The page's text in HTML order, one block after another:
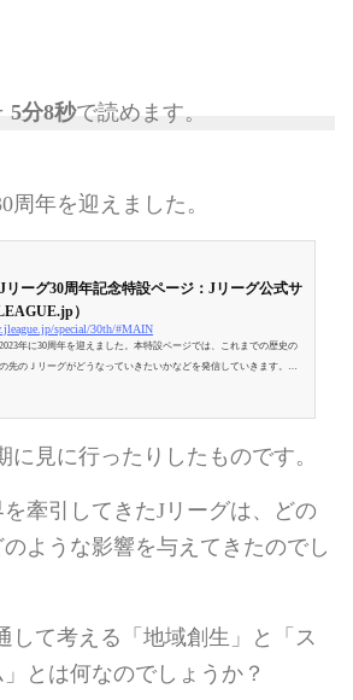
5分8秒で読めます。
周年を迎えました。
Jリーグ30周年記念特設ページ：Jリーグ公式サ
）
special/30th/#MAIN
年に30周年を迎えました。本特設ページでは、これまでの歴史の
先のＪリーグがどうなっていきたいかなどを発信していきます。サ
に見に行ったりしたものです。
牽引してきたJリーグは、どの
ような影響を与えてきたのでし
して考える「地域創生」と「ス
とは何なのでしょうか？